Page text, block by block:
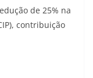
de 25% na
contribuição